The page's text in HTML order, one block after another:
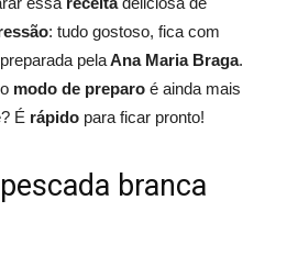
: tudo gostoso, fica com
pelaAna Maria Braga.
modo de preparo é ainda mais
É rápido para ficar pronto!
branca